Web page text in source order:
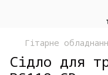
Гітарне
Сідло для